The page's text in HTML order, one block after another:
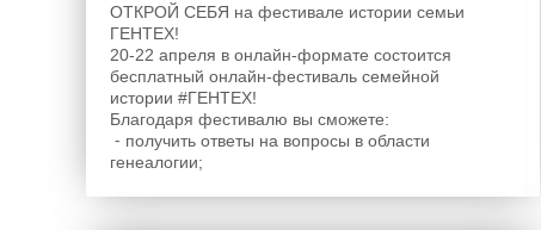
ОТКРОЙ СЕБЯ на фестивале истории семьи
ГЕНТЕХ!
20-22 апреля в онлайн-формате состоится
бесплатный онлайн-фестиваль семейной
истории #ГЕНТЕХ!
Благодаря фестивалю вы сможете:
⁃ получить ответы на вопросы в области
генеалогии;